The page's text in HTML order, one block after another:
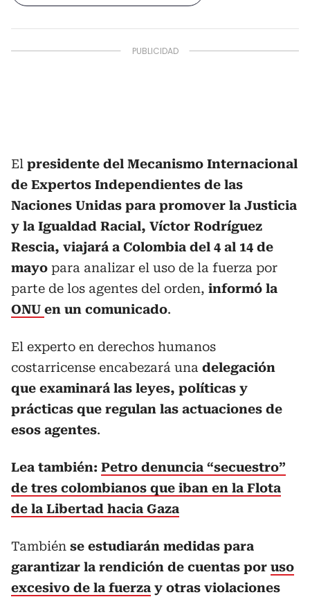
El presidente del Mecanismo Internacional
de Expertos Independientes de las
Naciones Unidas para promover la Justicia
y la Igualdad Racial, Víctor Rodríguez
Rescia, viajará a Colombia del 4 al 14 de
mayo para analizar el uso de la fuerza por
parte de los agentes del orden, informó la
ONU en un comunicado.
El experto en derechos humanos
costarricense encabezará una delegación
que examinará las leyes, políticas y
prácticas que regulan las actuaciones de
esos agentes.
Lea también: Petro denuncia “secuestro”
de tres colombianos que iban en la Flota
de la Libertad hacia Gaza
También se estudiarán medidas para
garantizar la rendición de cuentas por uso
excesivo de la fuerza y otras violaciones